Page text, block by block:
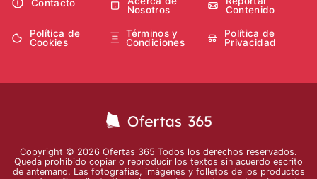
Contacto
Nosotros
Contenido
Política de
Cookies
Términos y
Condiciones
Política de
Privacidad
Copyright © 2026 Ofertas 365 Todos los derechos reservados.
Queda prohibido copiar o reproducir los textos sin acuerdo escrito
de antemano. Las fotografías, imágenes y folletos de los productos